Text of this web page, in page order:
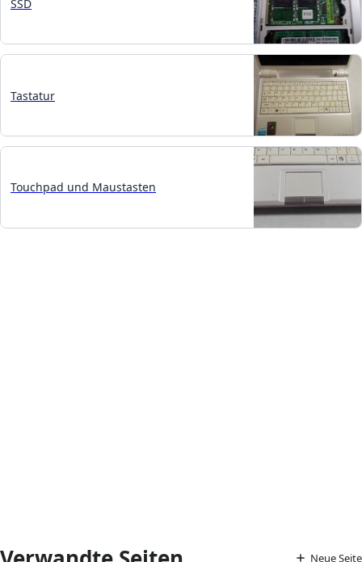
SSD
Tastatur
Touchpad und Maustasten
Neue Seite